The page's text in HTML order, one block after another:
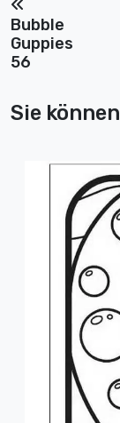
Bubble
Guppies
56
Sie